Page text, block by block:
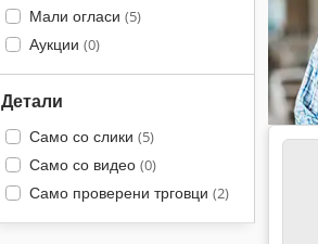
Мали огласи (5)
Аукции (0)
Детали
Само со слики (5)
Само со видео (0)
Само проверени трговци (2)